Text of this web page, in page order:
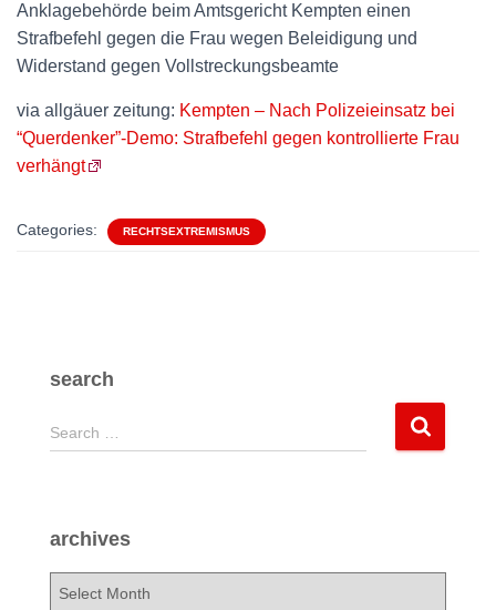
Anklagebehörde beim Amtsgericht Kempten einen
Strafbefehl gegen die Frau wegen Beleidigung und
Widerstand gegen Vollstreckungsbeamte
via allgäuer zeitung: Kempten – Nach Polizeieinsatz bei
“Querdenker”-Demo: Strafbefehl gegen kontrollierte Frau
verhängt
Categories: RECHTSEXTREMISMUS
search
S
e
h
f
Search …
archives